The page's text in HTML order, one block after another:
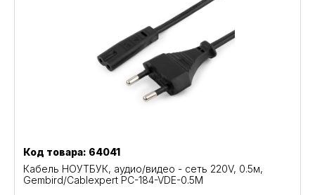
Код товара: 64041
Кабель НОУТБУК, аудио/видео - сеть 220V, 0.5м,
Gembird/Cablexpert PC-184-VDE-0.5M